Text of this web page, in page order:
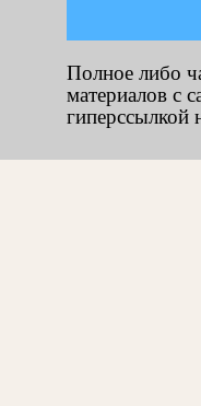
Полное либо
материалов с
гиперссылкой